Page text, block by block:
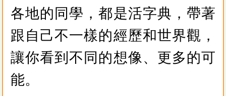
各地的同學，都是活字典，帶著
跟自己不一樣的經歷和世界觀，
讓你看到不同的想像、更多的可
能。